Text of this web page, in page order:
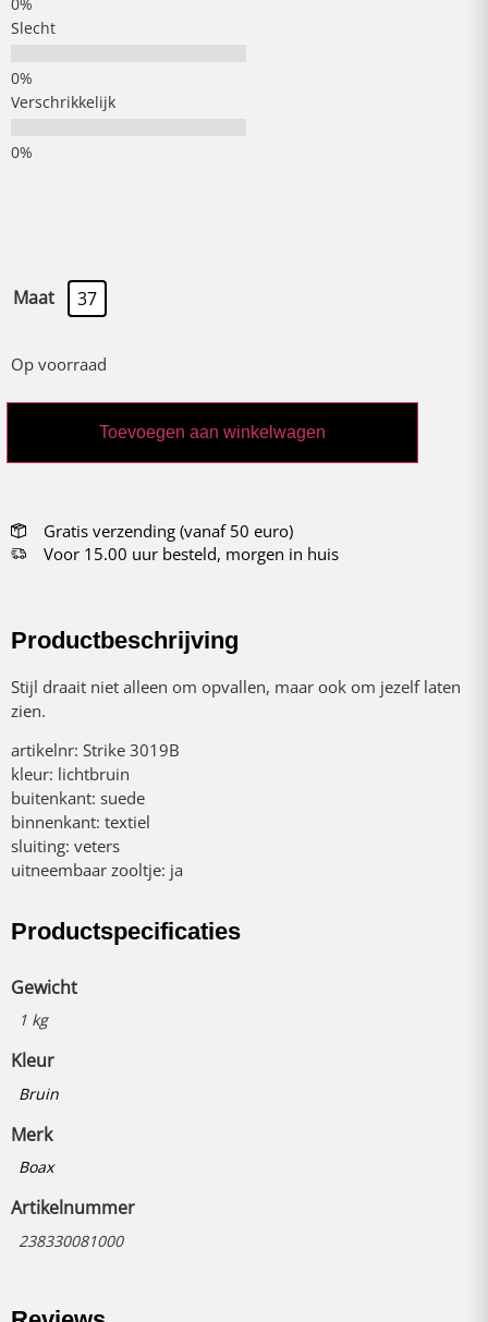
Slecht
Verschrikkelijk
Maat 37
Op voorraad
Toevoegen aan winkelwagen
Gratis verzending (vanaf 50 euro)
Voor 15.00 uur besteld, morgen in huis
Productbeschrijving
Stijl draait niet alleen om opvallen, maar ook om jezelf laten
zien.
artikelnr: Strike 3019B
kleur: lichtbruin
buitenkant: suede
binnenkant: textiel
sluiting: veters
uitneembaar zooltje: ja
Productspecificaties
Gewicht
1 kg
Kleur
Bruin
Merk
Boax
Artikelnummer
238330081000